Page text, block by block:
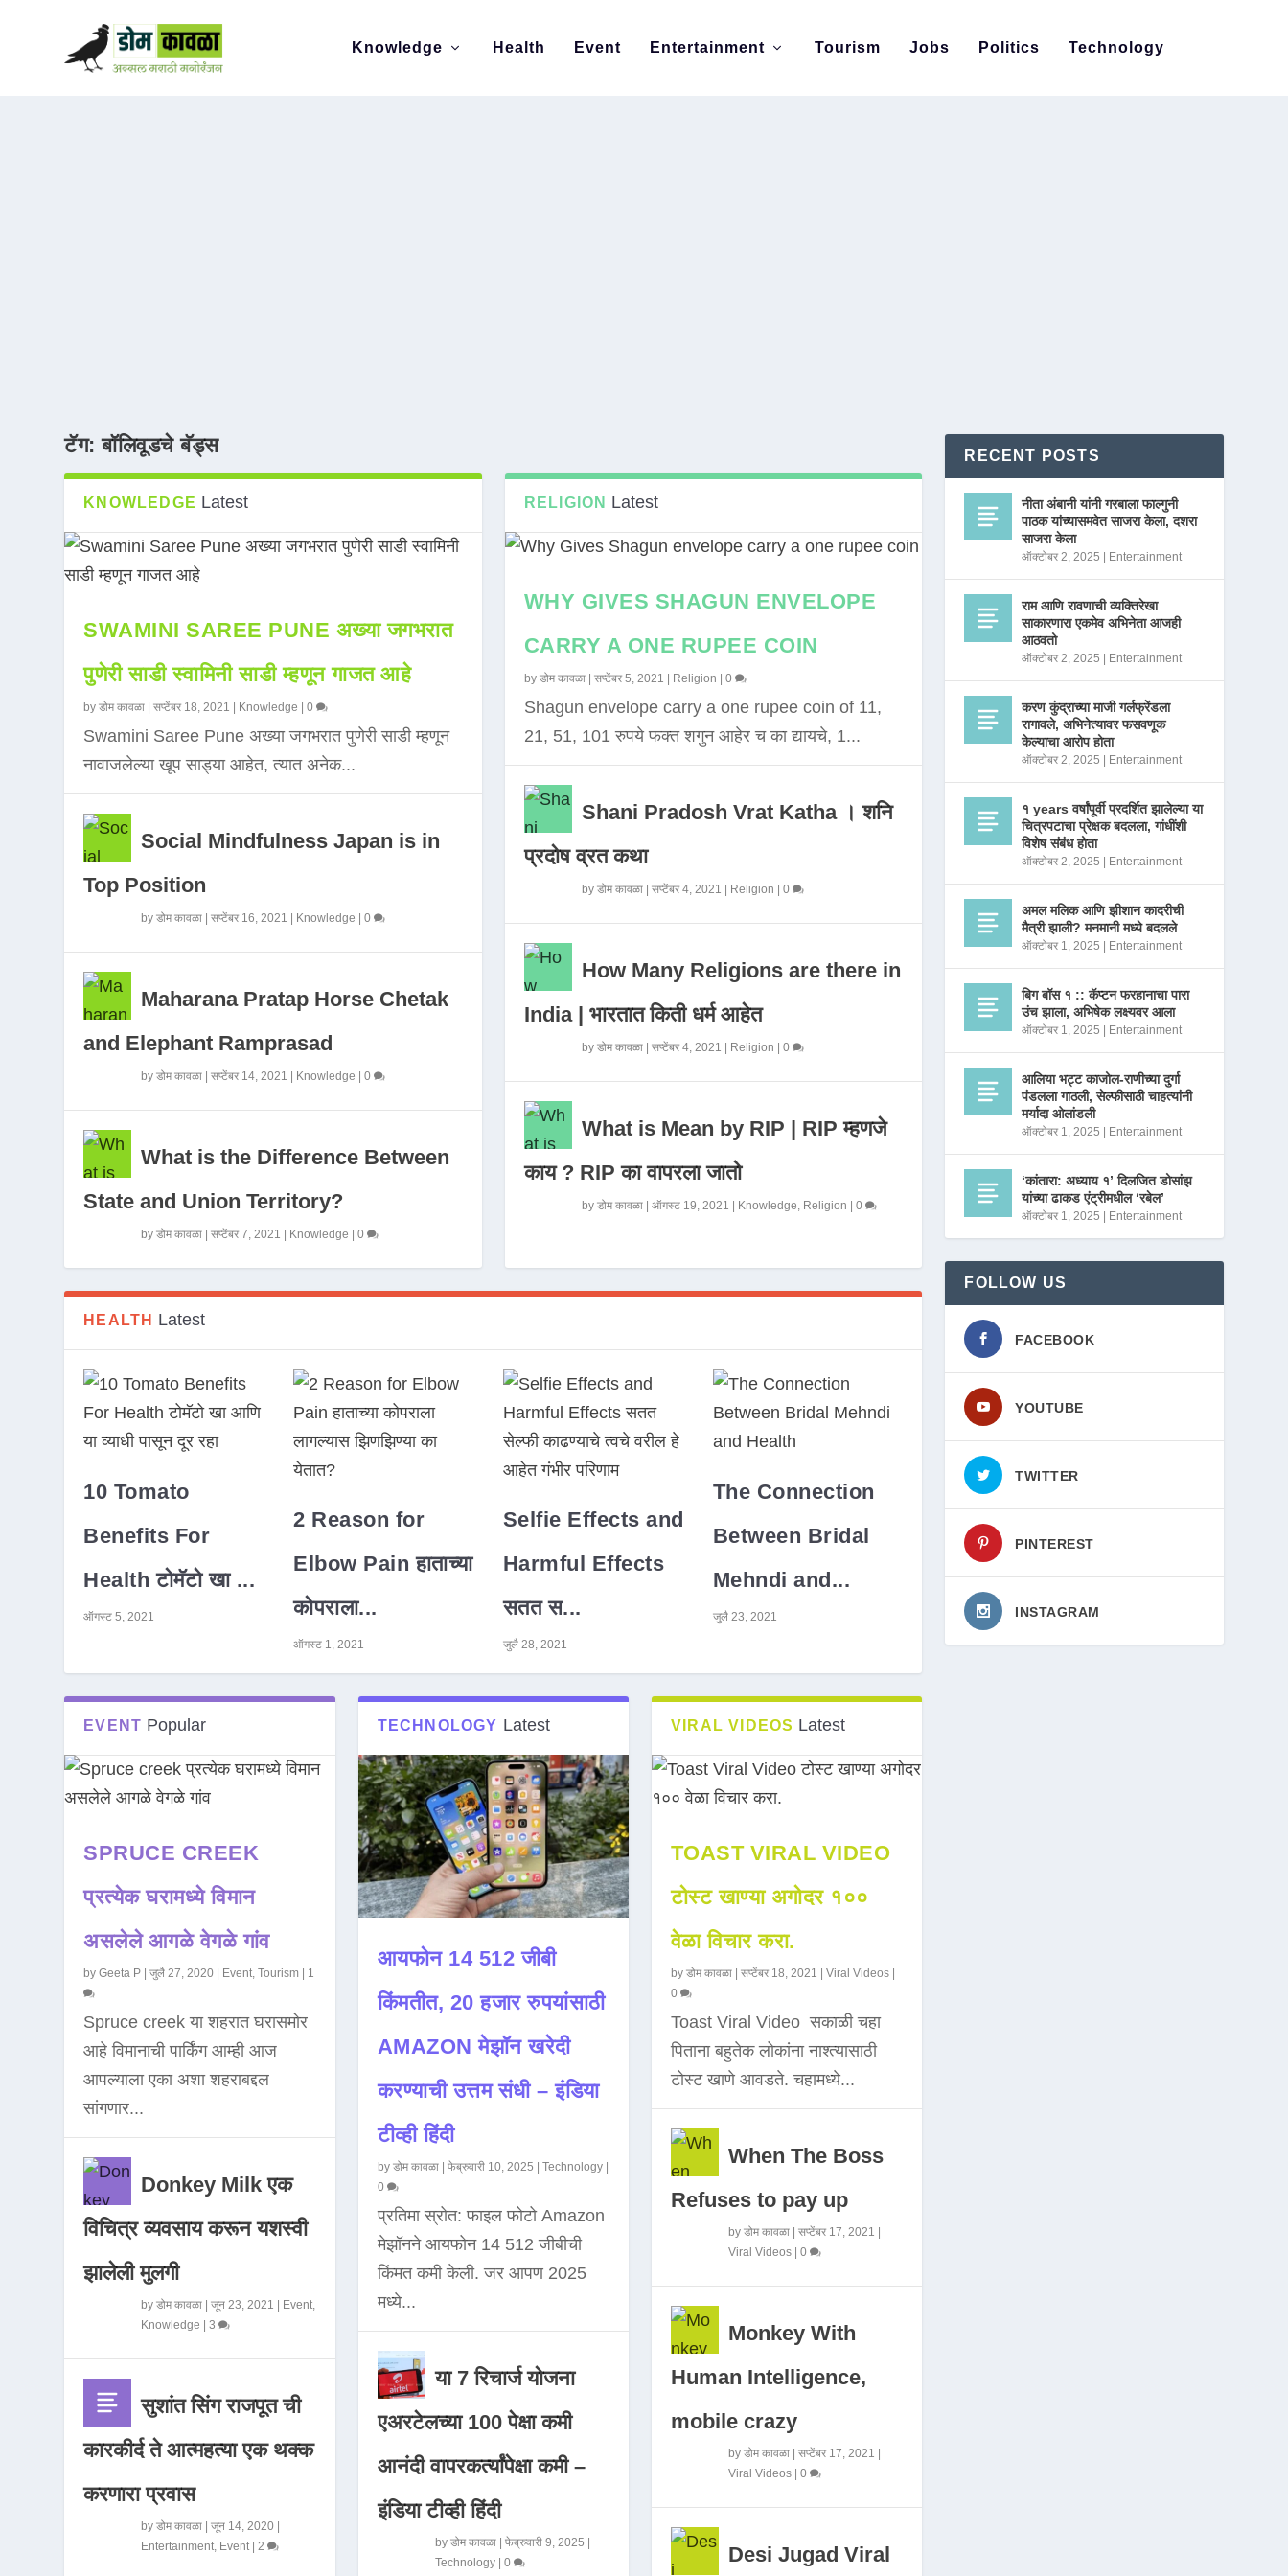
Knowledge Health Event Entertainment Tourism Jobs Politics Technology
टॅग:बॉलिवूडचे बॅड्स
KNOWLEDGE Latest
SWAMINI SAREE PUNE अख्या जगभरात
पुणेरी साडी स्वामिनी साडी म्हणून गाजत आहे
byडोम कावळा |सप्टेंबर 18, 2021 Knowledge |0
Swamini Saree Pune अख्या जगभरात पुणेरी साडी म्हणून
नावाजलेल्या खूप साड्या आहेत, त्यात अनेक...
Social Mindfulness Japan is in
Top Position
byडोम कावळा |सप्टेंबर 16, 2021 Knowledge |0
Maharana Pratap Horse Chetak
and Elephant Ramprasad
byडोम कावळा |सप्टेंबर 14, 2021 Knowledge |0
What is the Difference Between
State and Union Territory?
byडोम कावळा |सप्टेंबर 7, 2021 Knowledge |0
RELIGION Latest
WHY GIVES SHAGUN ENVELOPE
CARRY A ONE RUPEE COIN
by डोम कावळा| सप्टेंबर 5, 2021 Religion 0
Shagun envelope carry a one rupee coin of 11,
21, 51, 101 रुपये फक्त शगुन आहेर च का द्यायचे, 1...
Shani Pradosh Vrat Katha । शनि
प्रदोष व्रत कथा
by डोम कावळा| सप्टेंबर 4, 2021 Religion 0
How Many Religions are there in
India | भारतात किती धर्म आहेत
by डोम कावळा| सप्टेंबर 4, 2021 Religion 0
What is Mean by RIP | RIP म्हणजे
काय ? RIP का वापरला जातो
by डोम कावळा| ऑगस्ट 19, 2021 Knowledge, Religion 0
HEALTH Latest
10 Tomato
Benefits For
Health टोमॅटो खा ...
ऑगस्ट 5, 2021
2 Reason for
Elbow Pain हाताच्या
कोपराला...
ऑगस्ट 1, 2021
Selfie Effects and
Harmful Effects
सतत स...
जुलै 28, 2021
The Connection
Between Bridal
Mehndi and...
जुलै 23, 2021
EVENT Popular
SPRUCE CREEK
प्रत्येक घरामध्ये विमान
असलेले आगळे वेगळे गांव
byGeeta P |जुलै 27, 2020 Event,Tourism 1
Spruce creek या शहरात घरासमोर
आहे विमानाची पार्किंग आम्ही आज
आपल्याला एका अशा शहराबद्दल
सांगणार...
Donkey Milk एक
विचित्र व्यवसाय करून यशस्वी
झालेली मुलगी
byडोम कावळा |जून 23, 2021 Event,
Knowledge |3
सुशांत सिंग राजपूत ची
कारकीर्द ते आत्महत्या एक थक्क
करणारा प्रवास
byडोम कावळा |जून 14, 2020
Entertainment, Event|2
TECHNOLOGY Latest
आयफोन 14 512 जीबी
किंमतीत, 20 हजार रुपयांसाठी
AMAZON मेझॉन खरेदी
करण्याची उत्तम संधी – इंडिया
टीव्ही हिंदी
by डोम कावळा| फेब्रुवारी 10, 2025 | Technology|
0
प्रतिमा स्रोत: फाइल फोटो Amazon
मेझॉनने आयफोन 14 512 जीबीची
किंमत कमी केली. जर आपण 2025
मध्ये...
या 7 रिचार्ज योजना
एअरटेलच्या 100 पेक्षा कमी
आनंदी वापरकर्त्यांपेक्षा कमी –
इंडिया टीव्ही हिंदी
by डोम कावळा| फेब्रुवारी 9, 2025 |
Technology| 0
VIRAL VIDEOS Latest
TOAST VIRAL VIDEO
टोस्ट खाण्या अगोदर १००
वेळा विचार करा.
by डोम कावळा| सप्टेंबर 18, 2021 Viral Videos|
0
Toast Viral Video सकाळी चहा
पिताना बहुतेक लोकांना नाश्त्यासाठी
टोस्ट खाणे आवडते. चहामध्ये...
When The Boss
Refuses to pay up
by डोम कावळा| सप्टेंबर 17, 2021
Viral Videos| 0
Monkey With
Human Intelligence,
mobile crazy
by डोम कावळा| सप्टेंबर 17, 2021
Viral Videos| 0
Desi Jugad Viral
RECENT POSTS
नीता अंबानी यांनी गरबाला फाल्गुनी
पाठक यांच्यासमवेत साजरा केला, दशरा
साजरा केला
ऑक्टोबर 2, 2025 Entertainment
राम आणि रावणाची व्यक्तिरेखा
साकारणारा एकमेव अभिनेता आजही
आठवतो
ऑक्टोबर 2, 2025 Entertainment
करण कुंद्राच्या माजी गर्लफ्रेंडला
रागावले, अभिनेत्यावर फसवणूक
केल्याचा आरोप होता
ऑक्टोबर 2, 2025 Entertainment
१ years वर्षांपूर्वी प्रदर्शित झालेल्या या
चित्रपटाचा प्रेक्षक बदलला, गांधींशी
विशेष संबंध होता
ऑक्टोबर 2, 2025 Entertainment
अमल मलिक आणि झीशान कादरीची
मैत्री झाली? मनमानी मध्ये बदलले
ऑक्टोबर 1, 2025 Entertainment
बिग बॉस १ :: कॅप्टन फरहानाचा पारा
उंच झाला, अभिषेक लक्ष्यवर आला
ऑक्टोबर 1, 2025 Entertainment
आलिया भट्ट काजोल-राणीच्या दुर्गा
पंडलला गाठली, सेल्फीसाठी चाहत्यांनी
मर्यादा ओलांडली
ऑक्टोबर 1, 2025 Entertainment
‘कांतारा: अध्याय १’ दिलजित डोसांझ
यांच्या ढाकड एंट्रीमधील ‘रबेल’
ऑक्टोबर 1, 2025 Entertainment
FOLLOW US
FACEBOOK
YOUTUBE
TWITTER
PINTEREST
INSTAGRAM